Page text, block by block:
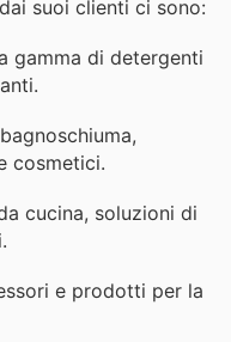
suoi clienti ci sono:
gamma di detergenti
cosmetici.
cucina, soluzioni di
e prodotti per la